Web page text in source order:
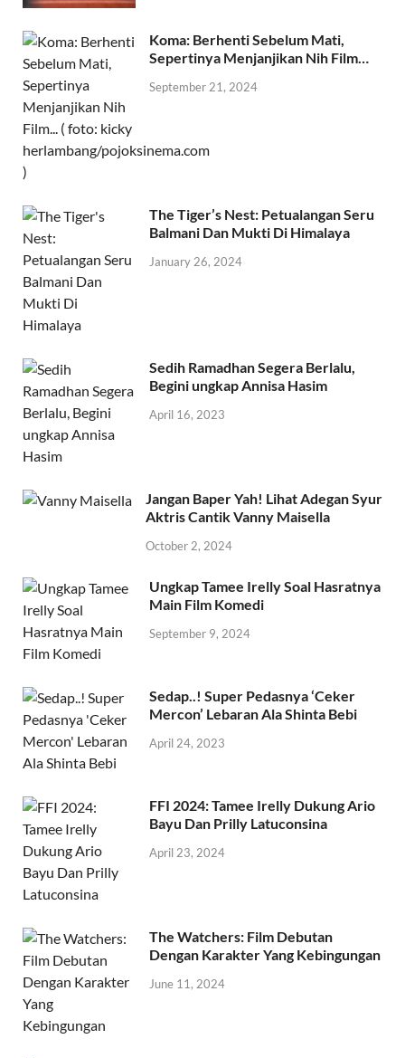
Koma: Berhenti Sebelum Mati,
Sepertinya Menjanjikan Nih Film…
September 21, 2024
The Tiger’s Nest: Petualangan Seru
Balmani Dan Mukti Di Himalaya
January 26, 2024
Sedih Ramadhan Segera Berlalu,
Begini ungkap Annisa Hasim
April 16, 2023
Jangan Baper Yah! Lihat Adegan Syur
Aktris Cantik Vanny Maisella
October 2, 2024
Ungkap Tamee Irelly Soal Hasratnya
Main Film Komedi
September 9, 2024
Sedap..! Super Pedasnya ‘Ceker
Mercon’ Lebaran Ala Shinta Bebi
April 24, 2023
FFI 2024: Tamee Irelly Dukung Ario
Bayu Dan Prilly Latuconsina
April 23, 2024
The Watchers: Film Debutan
Dengan Karakter Yang Kebingungan
June 11, 2024